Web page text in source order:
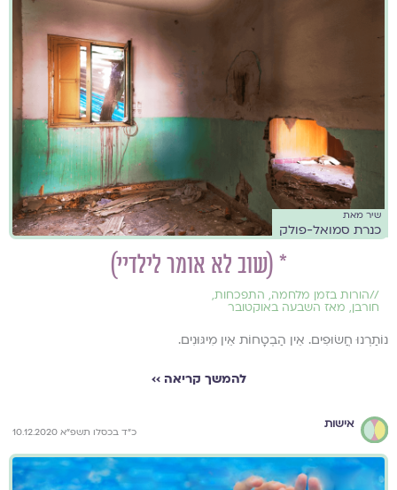
שיר מאת
כנרת סמואל-פולק
* (שוב לא אומר לילדיי)
//הורות בזמן מלחמה, התפכחות,
חורבן, מאז השבעה באוקטובר
נוֹתַרְנוּ חֲשׂוּפִים. אֵין הַבְטָחוֹת אֵין מִיגּוּנִים.
להמשך קריאה ››
אישות
כ"ד בכסלו תשפ"א 10.12.2020